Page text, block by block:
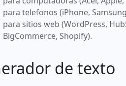
para telefonos (iPhone,
para sitios web (WordPress,
BigCommerce, Shopify).
de texto